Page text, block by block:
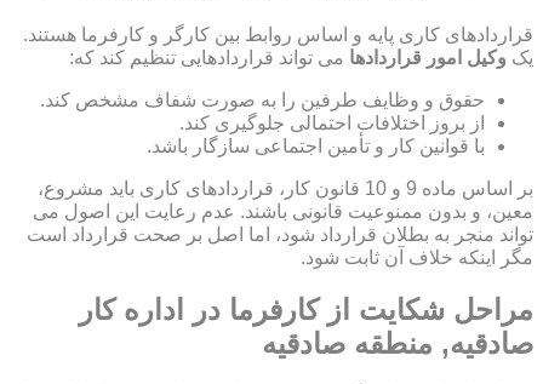
قراردادهای کاری پایه و اساس روابط بین کارگر و کارفرما هستند.
یک وکیل امور قراردادها می تواند قراردادهایی تنظیم کند که:
حقوق و وظایف طرفین را به صورت شفاف مشخص کند.
از بروز اختلافات احتمالی جلوگیری کند.
با قوانین کار و تأمین اجتماعی سازگار باشد.
بر اساس ماده 9 و 10 قانون کار، قراردادهای کاری باید مشروع،
معین، و بدون ممنوعیت قانونی باشند. عدم رعایت این اصول می
تواند منجر به بطلان قرارداد شود، اما اصل بر صحت قرارداد است
مگر اینکه خلاف آن ثابت شود.
مراحل شکایت از کارفرما در اداره کار
صادقیه, منطقه صادقیه